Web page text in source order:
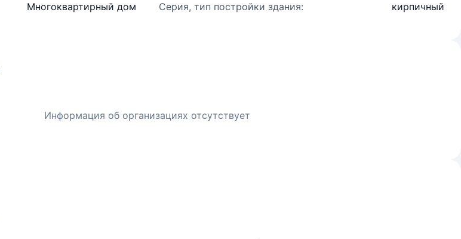
Многоквартирный дом Серия, тип постройки здания: кирпичный
Информация об организациях отсутствует